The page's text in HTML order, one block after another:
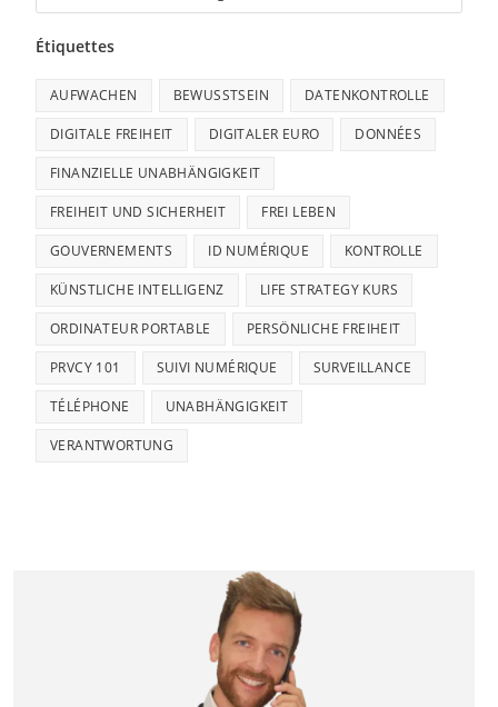
Étiquettes
AUFWACHEN BEWUSSTSEIN DATENKONTROLLE
DIGITALE FREIHEIT DIGITALER EURO DONNÉES
FINANZIELLE UNABHÄNGIGKEIT
FREIHEIT UND SICHERHEIT FREI LEBEN
GOUVERNEMENTS ID NUMÉRIQUE KONTROLLE
KÜNSTLICHE INTELLIGENZ LIFE STRATEGY KURS
ORDINATEUR PORTABLE PERSÖNLICHE FREIHEIT
PRVCY 101 SUIVI NUMÉRIQUE SURVEILLANCE
TÉLÉPHONE UNABHÄNGIGKEIT
VERANTWORTUNG